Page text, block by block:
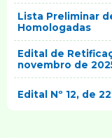
Lista Preliminar
Homologadas
Edital de
novembro de
Edital Nº 12, de